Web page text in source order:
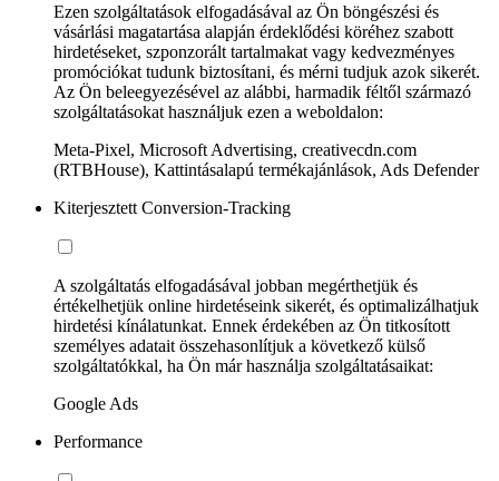
Ezen szolgáltatások elfogadásával az Ön böngészési és
vásárlási magatartása alapján érdeklődési köréhez szabott
hirdetéseket, szponzorált tartalmakat vagy kedvezményes
promóciókat tudunk biztosítani, és mérni tudjuk azok sikerét.
Az Ön beleegyezésével az alábbi, harmadik féltől származó
szolgáltatásokat használjuk ezen a weboldalon:
Meta-Pixel, Microsoft Advertising, creativecdn.com
(RTBHouse), Kattintásalapú termékajánlások, Ads Defender
Kiterjesztett Conversion-Tracking
A szolgáltatás elfogadásával jobban megérthetjük és
értékelhetjük online hirdetéseink sikerét, és optimalizálhatjuk
hirdetési kínálatunkat. Ennek érdekében az Ön titkosított
személyes adatait összehasonlítjuk a következő külső
szolgáltatókkal, ha Ön már használja szolgáltatásaikat:
Google Ads
Performance